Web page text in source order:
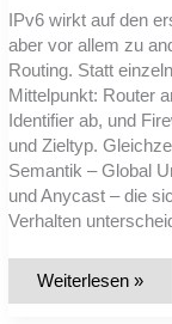
IPv6 wirkt auf den
aber vor allem zu
Routing. Statt
Mittelpunkt: Router
Identifier ab, und
und Zieltyp.
Semantik – Global
und Anycast – die
Verhalten
Welche
Weiterlesen »